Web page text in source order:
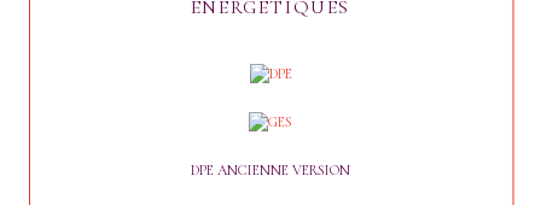
ENERGETIQUES
DPE ANCIENNE VERSION